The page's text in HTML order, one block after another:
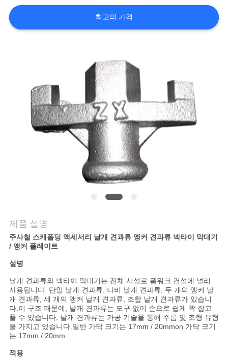
공
장
희
와
연
락
뉴
스
최고의 가격
제품 설명
주사철 스캐폴딩 액세서리 날개 견과류 앵커 견과류 넥타이 막대기
/ 앵커 플레이트
설명
날개 견과류와 넥타이 막대기는 전체 시설로 폼워크 건설에 널리
사용됩니다. 단일 날개 견과류, 나비 날개 견과류, 두 개의 앵커 날
개 견과류, 세 개의 앵커 날개 견과류, 조합 날개 견과류가 있습니
다.이 구조 때문에, 날개 견과류는 도구 없이 손으로 쉽게 꽉 잡고
풀 수 있습니다. 날개 견과류는 가공 기술을 통해 주름 및 조형 유형
을 가지고 있습니다.일반 가닥 크기는 17mm / 20mmon 가닥 크기
는 17mm / 20mm.
적용